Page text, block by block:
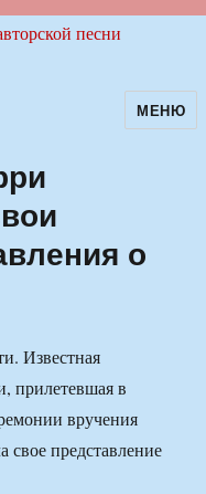
авторскойМЕНЮ
о
Известная
прилетевшая в
вручения
представление